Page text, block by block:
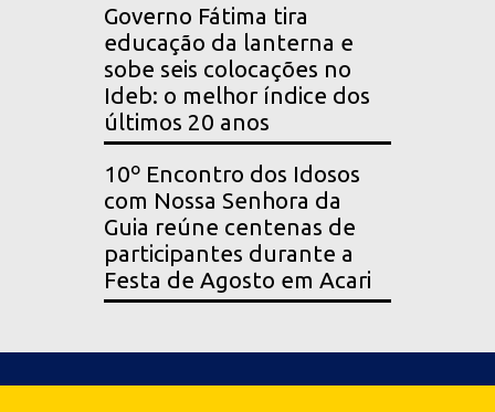
Governo Fátima tira
educação da lanterna e
sobe seis colocações no
Ideb: o melhor índice dos
últimos 20 anos
10º Encontro dos Idosos
com Nossa Senhora da
Guia reúne centenas de
participantes durante a
Festa de Agosto em Acari